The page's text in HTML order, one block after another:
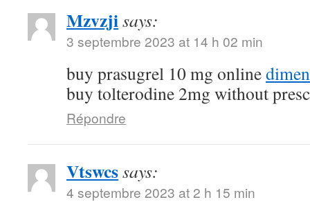
Mzvzjisays:
3 septembre 2023 at 14 h 02 min
buy prasugrel 10 mg online
buy tolterodine 2mg without
Répondre
Vtswcssays:
4 septembre 2023 at 2 h 15 min